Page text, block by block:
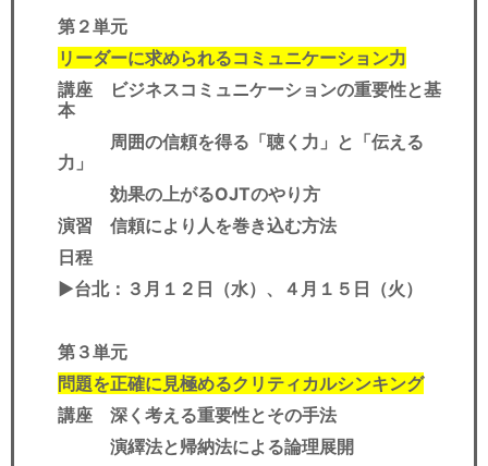
第２単元
リーダーに求められるコミュニケーション力
講座 ビジネスコミュニケーションの重要性と基
本
周囲の信頼を得る「聴く力」と「伝える
力」
効果の上がるOJTのやり方
演習 信頼により人を巻き込む方法
日程
▶︎台北：３月１２日（水）、４月１５日（火）
第３単元
問題を正確に見極めるクリティカルシンキング
講座 深く考える重要性とその手法
演繹法と帰納法による論理展開